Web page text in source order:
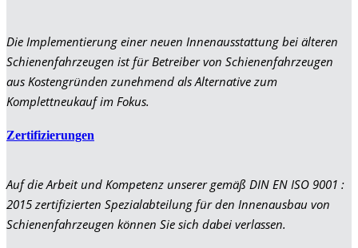
Die Implementierung einer neuen Innenausstattung bei älteren
Schienenfahrzeugen ist für Betreiber von Schienenfahrzeugen
aus Kostengründen zunehmend als Alternative zum
Komplettneukauf im Fokus.
Zertifizierungen
Auf die Arbeit und Kompetenz unserer gemäß DIN EN ISO 9001 :
2015 zertifizierten Spezialabteilung für den Innenausbau von
Schienenfahrzeugen können Sie sich dabei verlassen.